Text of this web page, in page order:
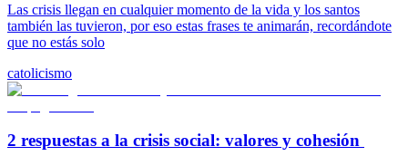
Las crisis llegan en cualquier momento de la vida y los santos
también las tuvieron, por eso estas frases te animarán, recordándote
que no estás solo
catolicismo
2 respuestas a la crisis social: valores y cohesión